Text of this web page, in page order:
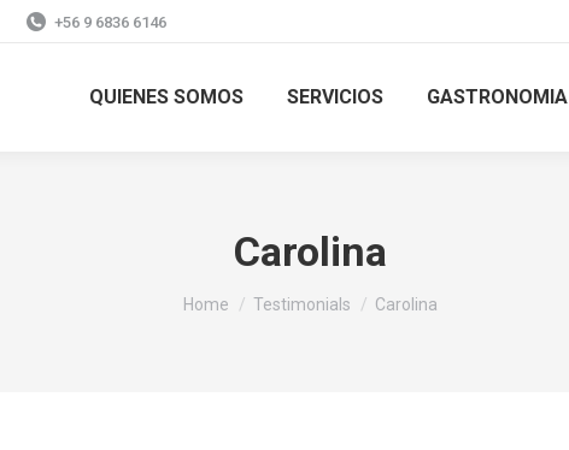
+56 9 6836 6146
QUIENES SOMOS SERVICIOS GASTRONOMIA
Carolina
You are here:
Home Testimonials Carolina